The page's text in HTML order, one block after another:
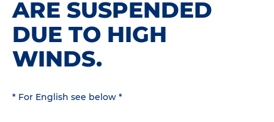
ARE SUSPENDED
DUE TO HIGH
WINDS.
* For English see below *